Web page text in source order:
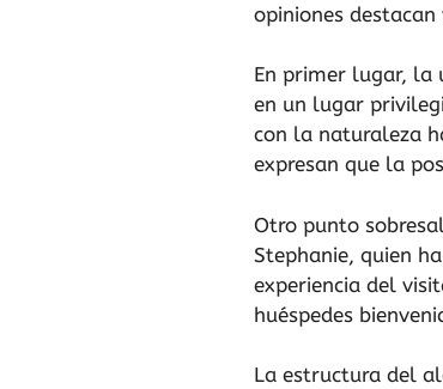
opiniones
En primer lugar, la
en un lugar
con la naturaleza
expresan que la
Otro punto
Stephanie, quien
experiencia del
huéspedes
La estructura del